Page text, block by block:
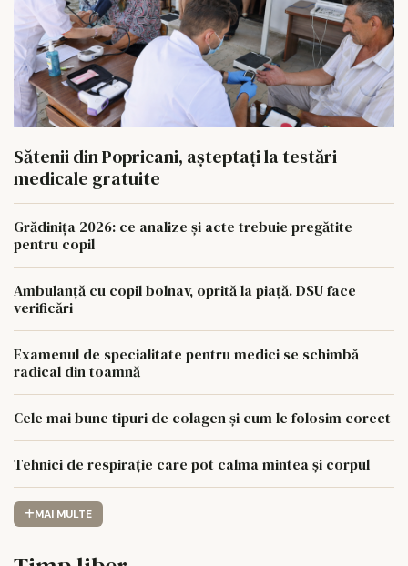
Sătenii din Popricani, așteptați la testări
medicale gratuite
Grădinița 2026: ce analize și acte trebuie pregătite
pentru copil
Ambulanță cu copil bolnav, oprită la piață. DSU face
verificări
Examenul de specialitate pentru medici se schimbă
radical din toamnă
Cele mai bune tipuri de colagen și cum le folosim corect
Tehnici de respirație care pot calma mintea și corpul
MAI MULTE